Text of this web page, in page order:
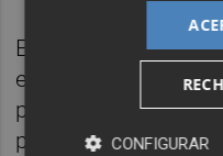
En este contexto,
entidades solo
panorama
proactiva yCONFIGURAR